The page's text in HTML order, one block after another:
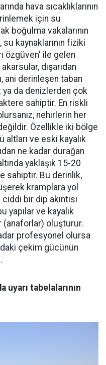
hava sıcaklıklarının
için su
boğulma vakalarının
kaynaklarının fiziki
özgüven' ile gelen
dışarıdan
ani derinleşen taban
ya da denizlerden çok
sahiptir. En riskli
nehirlerin her
Özellikle iki bölge
altları ve eski kayalık
ne kadar durağan
yaklaşık 15-20
sahiptir. Bu derinlik,
kramplara yol
bir dip akıntısı
yapılar ve kayalık
(anaforlar) oluşturur.
profesyonel olursa
çekim gücünün
uyarı tabelalarının